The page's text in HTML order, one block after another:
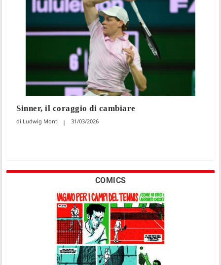
Sinner, il coraggio di cambiare
Ludwig Monti 31/03/2026
COMICS